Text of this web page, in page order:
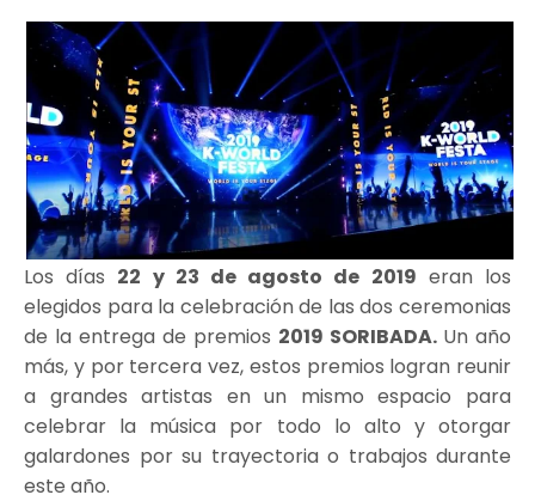
Los días 22 y 23 de agosto de 2019 eran los
elegidos para la celebración de las dos ceremonias
de la entrega de premios 2019 SORIBADA. Un año
más, y por tercera vez, estos premios logran reunir
a grandes artistas en un mismo espacio para
celebrar la música por todo lo alto y otorgar
galardones por su trayectoria o trabajos durante
este año.